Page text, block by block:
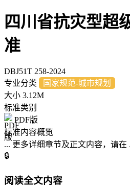
四川省抗灾型超
准
DBJ51T 258-2024
专业分类
国家规范-城市规划
大小 3.12M
标准类别
PDF版
标准内容概览
... 更多详细章节及正文内容，请在
🔒
阅读全文内容